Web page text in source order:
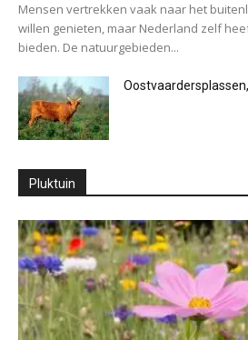
Mensen vertrekken vaak naar het
willen genieten, maar Nederland zelf
bieden. De natuurgebieden...
Pluktuin